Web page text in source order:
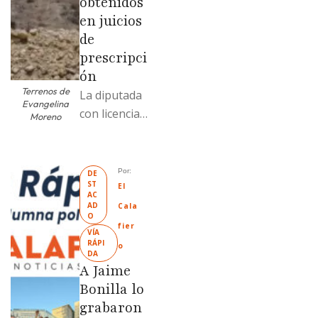
Terrenos de
Evangelina
Moreno
en juicios
de
prescripci
ón
La diputada
con licencia
antecedente
s de
prescripción
positiva; uno
fue
revendido
329% por
encima …
DE
ST
AC
AD
O
VÍA
RÁPI
DA
Por:
El
Cala
fier
o
A Jaime
Bonilla lo
grabaron